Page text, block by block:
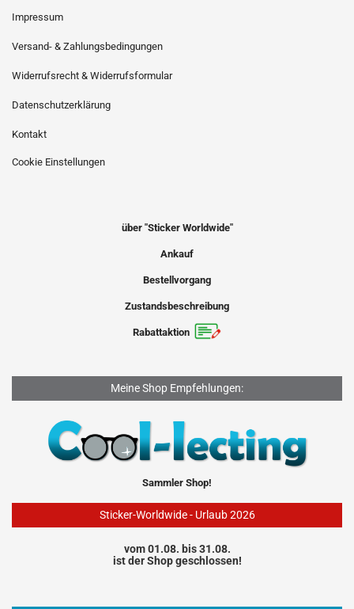
Impressum
Versand- & Zahlungsbedingungen
Widerrufsrecht & Widerrufsformular
Datenschutzerklärung
Kontakt
Cookie Einstellungen
über "Sticker Worldwide"
Ankauf
Bestellvorgang
Zustandsbeschreibung
Rabattaktion
Meine Shop Empfehlungen:
Sammler Shop!
Sticker-Worldwide - Urlaub 2026
vom 01.08. bis 31.08.
ist der Shop geschlossen!